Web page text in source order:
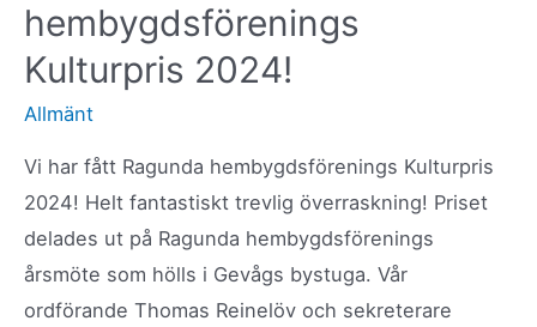
hembygdsförenings
Kulturpris 2024!
Allmänt
Vi har fått Ragunda hembygdsförenings Kulturpris
2024! Helt fantastiskt trevlig överraskning! Priset
delades ut på Ragunda hembygdsförenings
årsmöte som hölls i Gevågs bystuga. Vår
ordförande Thomas Reinelöv och sekreterare